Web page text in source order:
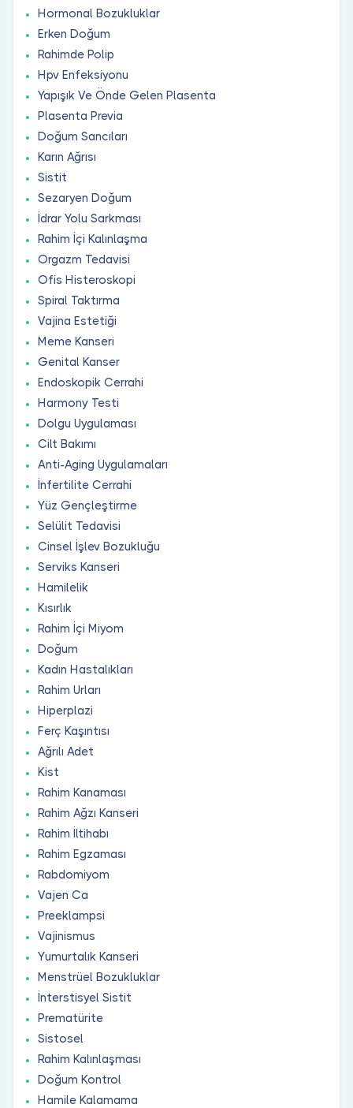
Hormonal Bozukluklar
Erken Doğum
Rahimde Polip
Hpv Enfeksiyonu
Yapışık Ve Önde Gelen Plasenta
Plasenta Previa
Doğum Sancıları
Karın Ağrısı
Sistit
Sezaryen Doğum
İdrar Yolu Sarkması
Rahim İçi Kalınlaşma
Orgazm Tedavisi
Ofis Histeroskopi
Spiral Taktırma
Vajina Estetiği
Meme Kanseri
Genital Kanser
Endoskopik Cerrahi
Harmony Testi
Dolgu Uygulaması
Cilt Bakımı
Anti-Aging Uygulamaları
İnfertilite Cerrahi
Yüz Gençleştirme
Selülit Tedavisi
Cinsel İşlev Bozukluğu
Serviks Kanseri
Hamilelik
Kısırlık
Rahim İçi Miyom
Doğum
Kadın Hastalıkları
Rahim Urları
Hiperplazi
Ferç Kaşıntısı
Ağrılı Adet
Kist
Rahim Kanaması
Rahim Ağzı Kanseri
Rahim İltihabı
Rahim Egzaması
Rabdomiyom
Vajen Ca
Preeklampsi
Vajinismus
Yumurtalık Kanseri
Menstrüel Bozukluklar
İnterstisyel Sistit
Prematürite
Sistosel
Rahim Kalınlaşması
Doğum Kontrol
Hamile Kalamama